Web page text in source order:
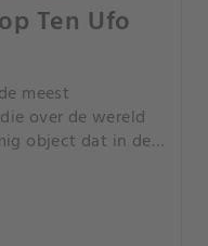
Ten Ufo
meest
over de wereld
object dat in de
aanspoelde.